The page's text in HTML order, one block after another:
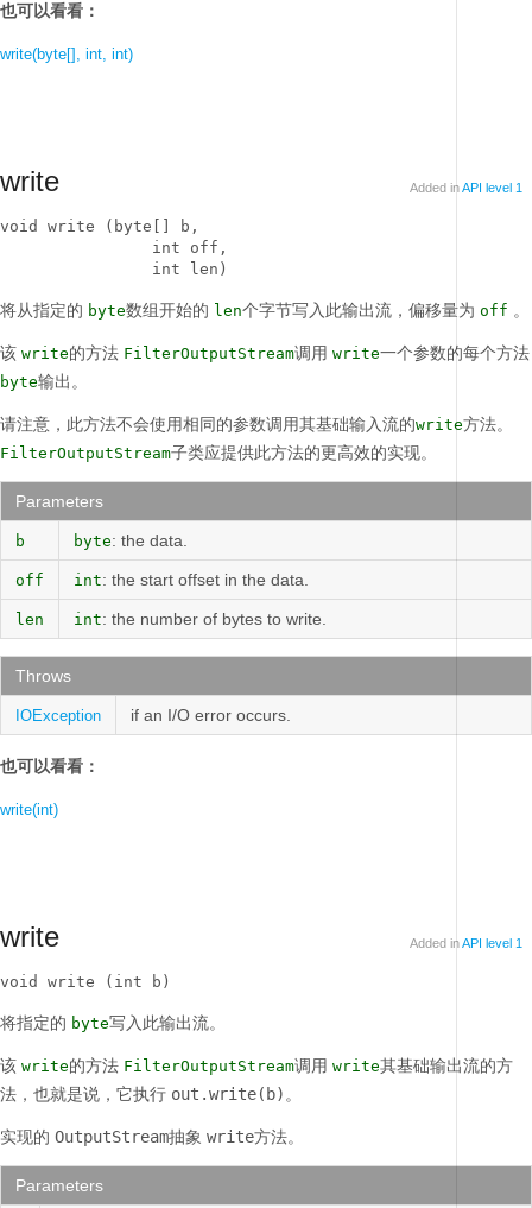
也可以看看：
write(byte[], int, int)
write Added inAPI level 1
void write (byte[] b,
                int off,
                int len)
将从指定的 byte数组开始的 len个字节写入此输出流，偏移量为 off 。
该 write的方法 FilterOutputStream调用 write一个参数的每个方法
byte输出。
请注意，此方法不会使用相同的参数调用其基础输入流的write方法。
FilterOutputStream子类应提供此方法的更高效的实现。
Parameters
b byte: the data.
off int: the start offset in the data.
len int: the number of bytes to write.
Throws
IOException if an I/O error occurs.
也可以看看：
write(int)
write Added inAPI level 1
void write (int b)
将指定的 byte写入此输出流。
该 write的方法 FilterOutputStream调用 write其基础输出流的方
法，也就是说，它执行 out.write(b)。
实现的 OutputStream抽象 write方法。
Parameters